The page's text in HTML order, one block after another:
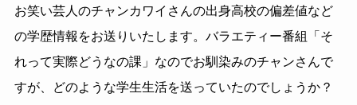
お笑い芸人のチャンカワイさんの出身高校の偏差値など
の学歴情報をお送りいたします。バラエティー番組「そ
れって実際どうなの課」なのでお馴染みのチャンさんで
すが、どのような学生生活を送っていたのでしょうか？